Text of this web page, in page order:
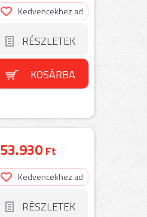
Kedvencekhez ad
RÉSZLETEK
KOSÁRBA
53.930Ft
Kedvencekhez ad
RÉSZLETEK